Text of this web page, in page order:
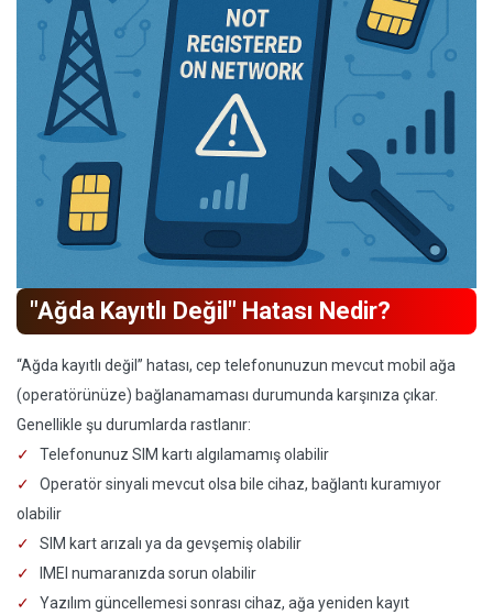
"Ağda Kayıtlı Değil" Hatası Nedir?
“Ağda kayıtlı değil” hatası, cep telefonunuzun mevcut mobil ağa
(operatörünüze) bağlanamaması durumunda karşınıza çıkar.
Genellikle şu durumlarda rastlanır:
Telefonunuz SIM kartı algılamamış olabilir
Operatör sinyali mevcut olsa bile cihaz, bağlantı kuramıyor
olabilir
SIM kart arızalı ya da gevşemiş olabilir
IMEI numaranızda sorun olabilir
Yazılım güncellemesi sonrası cihaz, ağa yeniden kayıt